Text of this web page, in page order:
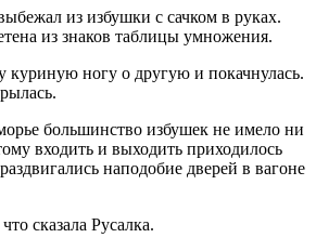
из избушки с сачком в руках.
из знаков таблицы умножения.
куриную ногу о другую и покачнулась.
большинство избушек не имело ни
входить и выходить приходилось
наподобие дверей в вагоне
сказала Русалка.